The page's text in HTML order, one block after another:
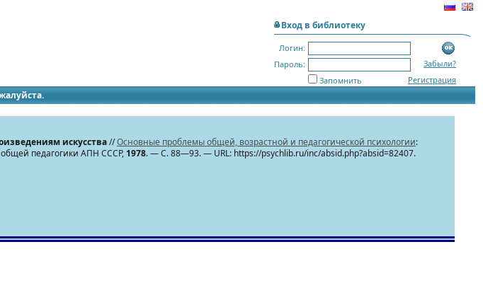
Вход в библиотеку
Логин:
Пароль:
Забыли?
Регистрация
Запомнить
искусства//Основные проблемы общей, возрастной и педагогической психологии:
педагогики АПН СССР, 1978. — С. 88—93. — URL: https://psychlib.ru/inc/absid.php?absid=82407.